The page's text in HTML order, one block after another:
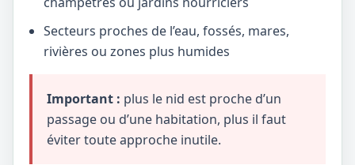
Secteurs proches de l’eau, fossés, mares,
rivières ou zones plus humides
Important : plus le nid est proche d’un
passage ou d’une habitation, plus il faut
éviter toute approche inutile.